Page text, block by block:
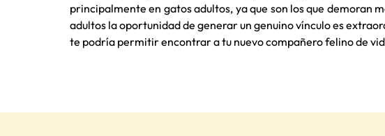
principalmente en gatos adultos, ya que son los que demoran
adultos la oportunidad de generar un genuino vínculo es
te podría permitir encontrar a tu nuevo compañero felino de